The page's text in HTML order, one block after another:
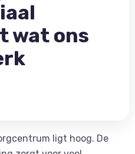
wat ons
ligt hoog. De